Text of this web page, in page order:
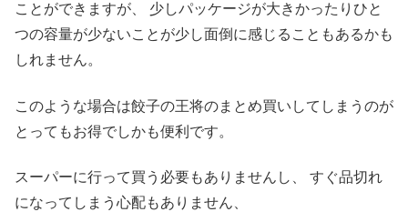
ことができますが、 少しパッケージが大きかったりひと
つの容量が少ないことが少し面倒に感じることもあるかも
しれません。
このような場合は餃子の王将のまとめ買いしてしまうのが
とってもお得でしかも便利です。
スーパーに行って買う必要もありませんし、 すぐ品切れ
になってしまう心配もありません、